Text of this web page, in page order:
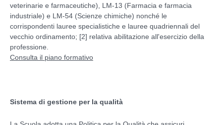
veterinarie e farmaceutiche), LM-13 (Farmacia e farmacia
industriale) e LM-54 (Scienze chimiche) nonché le
corrispondenti lauree specialistiche e lauree quadriennali del
vecchio ordinamento; [2] relativa abilitazione all'esercizio della
professione.
Consulta il piano formativo
Sistema di gestione per la qualità